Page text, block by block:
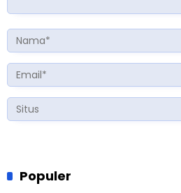
Populer